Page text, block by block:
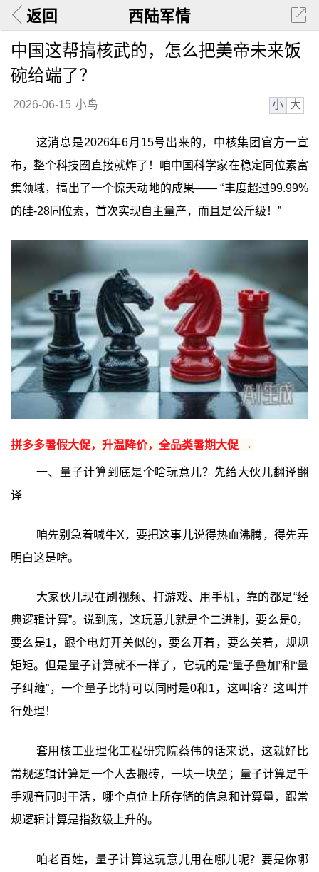
返回 西陆军情
中国这帮搞核武的，怎么把美帝未来饭
碗给端了？
2026-06-15 小鸟 小 大
这消息是2026年6月15号出来的，中核集团官方一宣
布，整个科技圈直接就炸了！咱中国科学家在稳定同位素富
集领域，搞出了一个惊天动地的成果—— “丰度超过99.99%
的硅-28同位素，首次实现自主量产，而且是公斤级！”
拼多多暑假大促，升温降价，全品类暑期大促 →
一、量子计算到底是个啥玩意儿？先给大伙儿翻译翻
译
咱先别急着喊牛X，要把这事儿说得热血沸腾，得先弄
明白这是啥。
大家伙儿现在刷视频、打游戏、用手机，靠的都是“经
典逻辑计算”。说到底，这玩意儿就是个二进制，要么是0，
要么是1，跟个电灯开关似的，要么开着，要么关着，规规
矩矩。但是量子计算就不一样了，它玩的是“量子叠加”和“量
子纠缠”，一个量子比特可以同时是0和1，这叫啥？这叫并
行处理！
套用核工业理化工程研究院蔡伟的话来说，这就好比
常规逻辑计算是一个人去搬砖，一块一块垒；量子计算是千
手观音同时干活，哪个点位上所存储的信息和计算量，跟常
规逻辑计算是指数级上升的。
咱老百姓，量子计算这玩意儿用在哪儿呢？要是你哪